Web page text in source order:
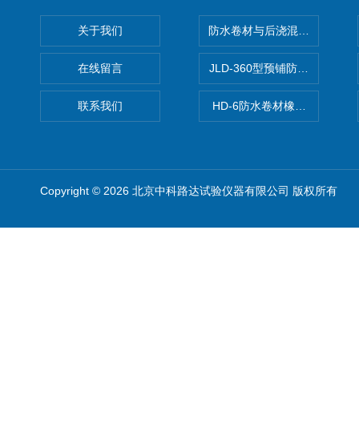
关于我们
在线留言
联系我们
防水卷材与后浇混凝土剥离强
JLD-360型预铺防水卷材抗冲
HD-6防水卷材橡胶测厚仪
Copyright © 2026 北京中科路达试验仪器有限公司 版权所有